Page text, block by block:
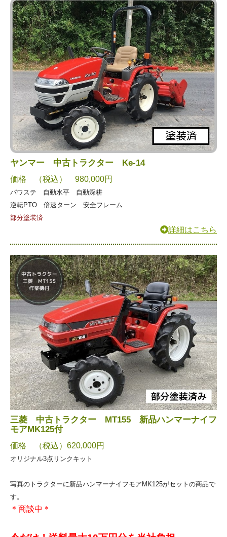
ヤンマー 中古トラクター Ke-14
価格 （税込） 980,000円
パワステ 自動水平 自動深耕
逆転PTO 倍速ターン 安全フレーム
部分塗装済
詳細はこちら
三菱 中古トラクター MT155 新品ハンマーナイフ
モアMK125付
価格 （税込）620,000円
オリジナル3点リンクキット
写真のトラクターに新品ハンマーナイフモアMK125がセットの商品で
す。
＊商談中＊